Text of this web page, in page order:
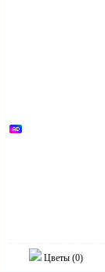
Цветы (0)